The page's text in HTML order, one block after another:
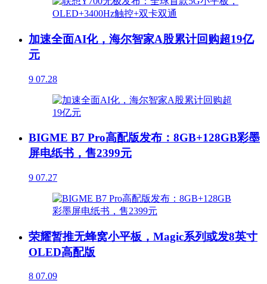
加速全面AI化，海尔智家A股累计回购超19亿
元
9 07.28
BIGME B7 Pro高配版发布：8GB+128GB彩墨
屏电纸书，售2399元
9 07.27
荣耀暂推无蜂窝小平板，Magic系列或发8英寸
OLED高配版
8 07.09